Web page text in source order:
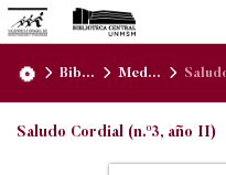
Bib... Med...
Saludo Cordial (n.º3, año II)